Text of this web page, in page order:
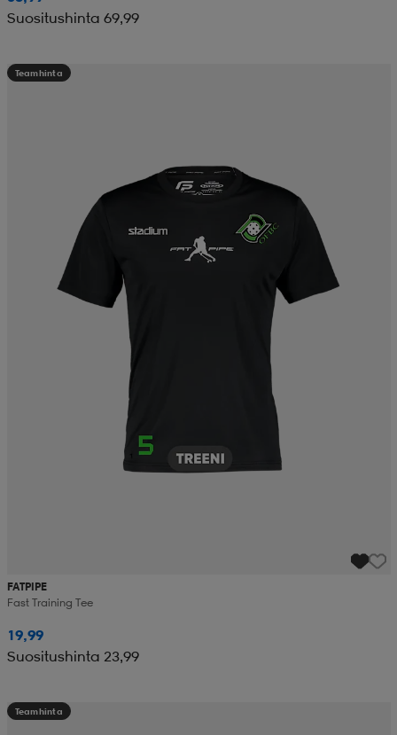
Suositushinta 69,99
Teamhinta
FATPIPE
Fast Training Tee
19,99
Suositushinta 23,99
Teamhinta